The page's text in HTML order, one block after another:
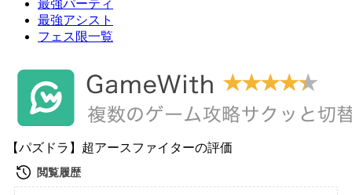
最強パーティ
最強アシスト
フェス限一覧
【パズドラ】超アースファイターの評価